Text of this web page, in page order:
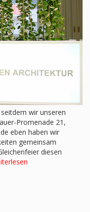
wir unseren
Promenade 21,
eben haben wir
gemeinsam
diesen